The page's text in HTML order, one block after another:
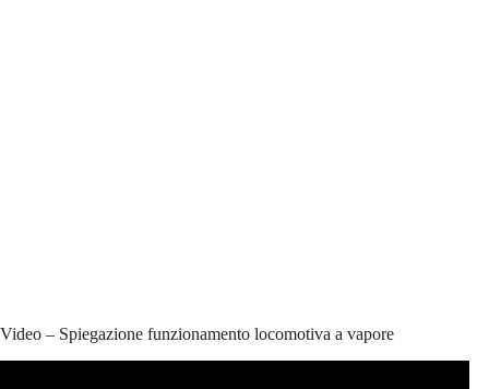
Video – Spiegazione funzionamento locomotiva a vapore